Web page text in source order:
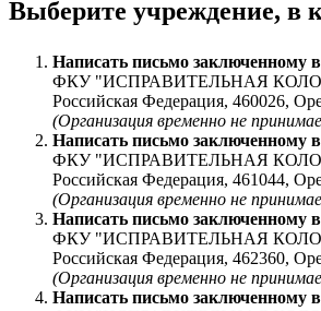
Выберите учреждение, в
Написать письмо заключенному в
ФКУ "ИСПРАВИТЕЛЬНАЯ
Российская Федерация, 460026,
(Организация временно не
Написать письмо заключенному в
ФКУ "ИСПРАВИТЕЛЬНАЯ
Российская Федерация, 461044,
(Организация временно не
Написать письмо заключенному в
ФКУ "ИСПРАВИТЕЛЬНАЯ
Российская Федерация, 462360,
(Организация временно не
Написать письмо заключенному в